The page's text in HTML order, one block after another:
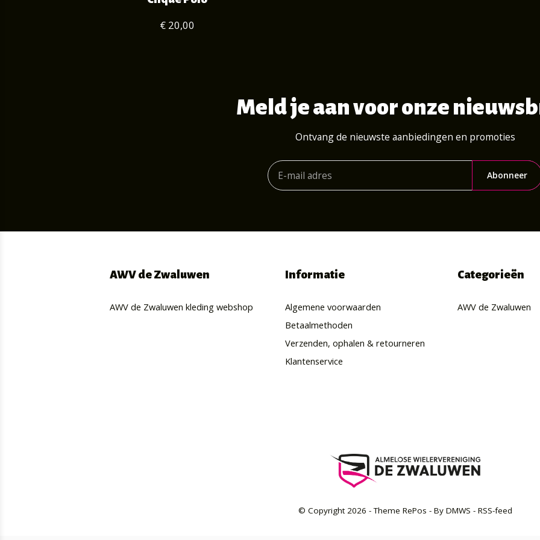
€ 20,00
Meld je aan voor onze
Ontvang de nieuwste aanbiedingen en promoties
Abonneer
AWV de Zwaluwen
AWV de Zwaluwen kleding webshop
Informatie
Algemene voorwaarden
Betaalmethoden
Verzenden, ophalen & retourneren
Klantenservice
Categorieën
AWV de Zwaluwen
© Copyright2026 - Theme RePos - By DMWS - RSS-feed